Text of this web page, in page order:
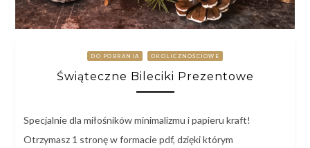
DO POBRANIA OKOLICZNOŚCIOWE
Świąteczne Bileciki Prezentowe
Specjalnie dla miłośników minimalizmu i papieru kraft!
Otrzymasz 1 stronę w formacie pdf, dzięki którym